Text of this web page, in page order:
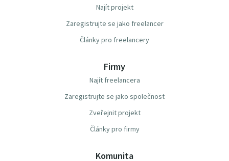
Najít projekt
Zaregistrujte se jako freelancer
Články pro freelancery
Firmy
Najít freelancera
Zaregistrujte se jako společnost
Zveřejnit projekt
Články pro firmy
Komunita